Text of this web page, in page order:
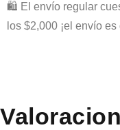
🛍️ El envío regular
los $2,000 ¡el envío es